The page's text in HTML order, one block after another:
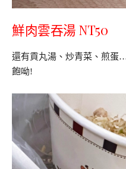
鮮肉雲吞湯 NT50
還有貢丸湯、炒青菜、煎蛋
飽呦!